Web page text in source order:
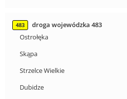
483
droga wojewódzka 483
Ostrołęka
Skąpa
Strzelce Wielkie
Dubidze